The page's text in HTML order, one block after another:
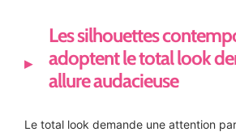
Les silhouettes
adoptent le total look
allure audacieuse
Le total look demande une attention